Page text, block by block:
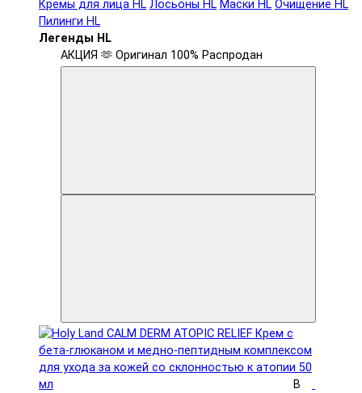
Кремы для лица HL Лосьоны HL Маски HL Очищение HL
Пилинги HL
Легенды HL
АКЦИЯ 🫶 Оригинал 100% Распродан
В